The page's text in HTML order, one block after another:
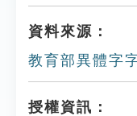
資料來源：
教育部異體字
授權資訊：